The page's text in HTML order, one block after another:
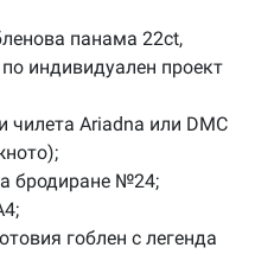
панама 22ct,
индивидуален проект
чилета Ariadna или DMC
бродиране №24;
гоблен с легенда